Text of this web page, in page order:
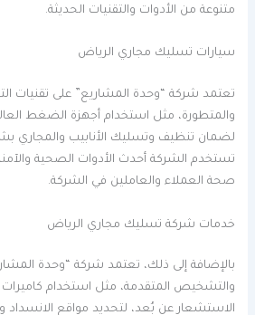
متنوعة من الأدوات والتقنيات الحديثة.
سيارات تسليك مجاري الرياض
تعتمد شركة “وحدة المشاريع” على تقنيات
والمتطورة، مثل استخدام أجهزة الضغط
لضمان تنظيف وتسليك الأنابيب والمجاري
تستخدم الشركة أحدث الأدوات الصحية
صحة العملاء والعاملين في الشركة.
خدمات شركة تسليك مجاري الرياض
بالإضافة إلى ذلك، تعتمد شركة “وحدة
والتشخيص المتقدمة، مثل استخدام كاميرات
الاستشعار عن بُعد، لتحديد مواقع الانسداد